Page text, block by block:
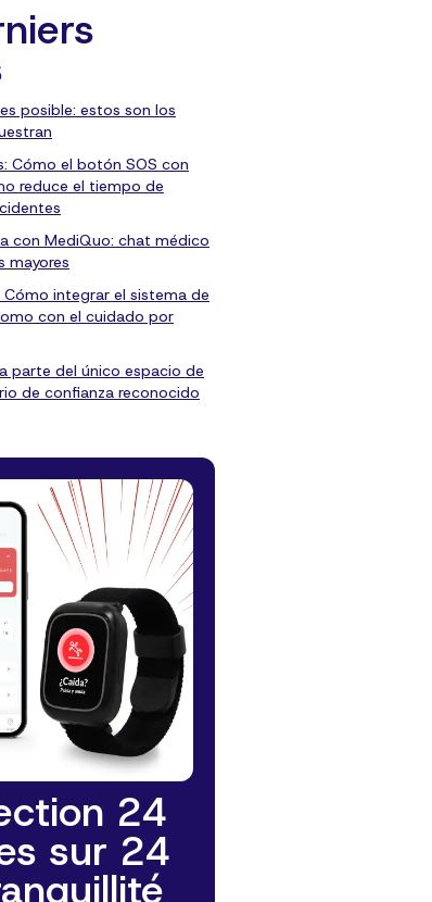
posible: estos son los
Cómo el botón SOS con
reduce el tiempo de
con MediQuo: chat médico
mayores
integrar el sistema de
con el cuidado por
parte del único espacio de
de confianza reconocido
24
sur 24